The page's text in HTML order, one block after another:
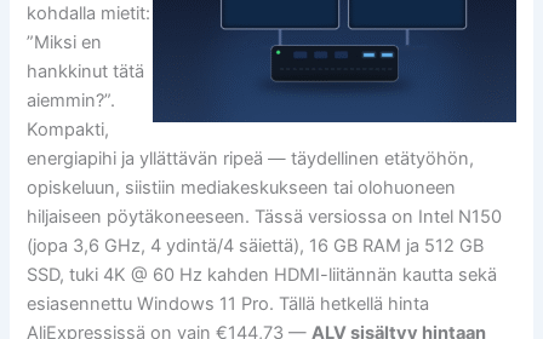
kohdalla mietit:
”Miksi en
hankkinut tätä
aiemmin?”.
Kompakti,
energiapihi ja yllättävän ripeä — täydellinen etätyöhön,
opiskeluun, siistiin mediakeskukseen tai olohuoneen
hiljaiseen pöytäkoneeseen. Tässä versiossa on Intel N150
(jopa 3,6 GHz, 4 ydintä/4 säiettä), 16 GB RAM ja 512 GB
SSD, tuki 4K @ 60 Hz kahden HDMI-liitännän kautta sekä
esiasennettu Windows 11 Pro. Tällä hetkellä hinta
AliExpressissä on vain €144,73 —ALV sisältyy hintaan